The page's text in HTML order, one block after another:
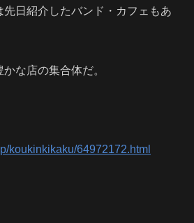
日紹介したバンド・カフェもあ
な店の集合体だ。
koukinkikaku/64972172.html